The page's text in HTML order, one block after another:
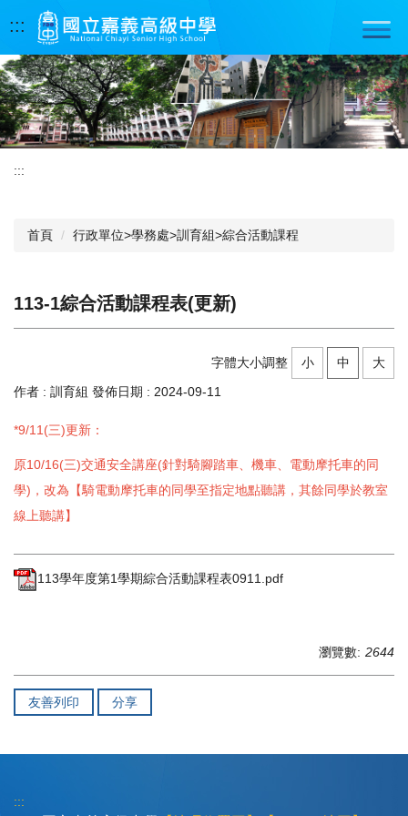
到
要
內
容
區
:::
:::
首頁 行政單位>學務處>訓育組>綜合活動課程
113-1綜合活動課程表(更新)
字體大小調整 小 中
大
作者 : 訓育組 發佈日期 : 2024-09-11
*9/11(三)更新：
原10/16(三)交通安全講座(針對騎腳踏車、機車、電動摩托車的同
學)， 改為【騎電動摩托車的同學至指定地點聽講，其餘同學於教室
線上聽講】
113學年度第1學期綜合活動課程表0911.pdf
瀏覽數: 2644
友善列印 分享
:::